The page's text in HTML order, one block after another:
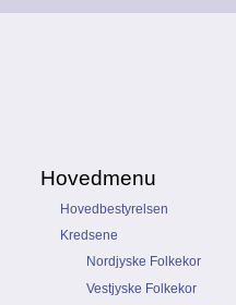
Hovedmenu
Hovedbestyrelsen
Kredsene
Nordjyske Folkekor
Vestjyske Folkekor